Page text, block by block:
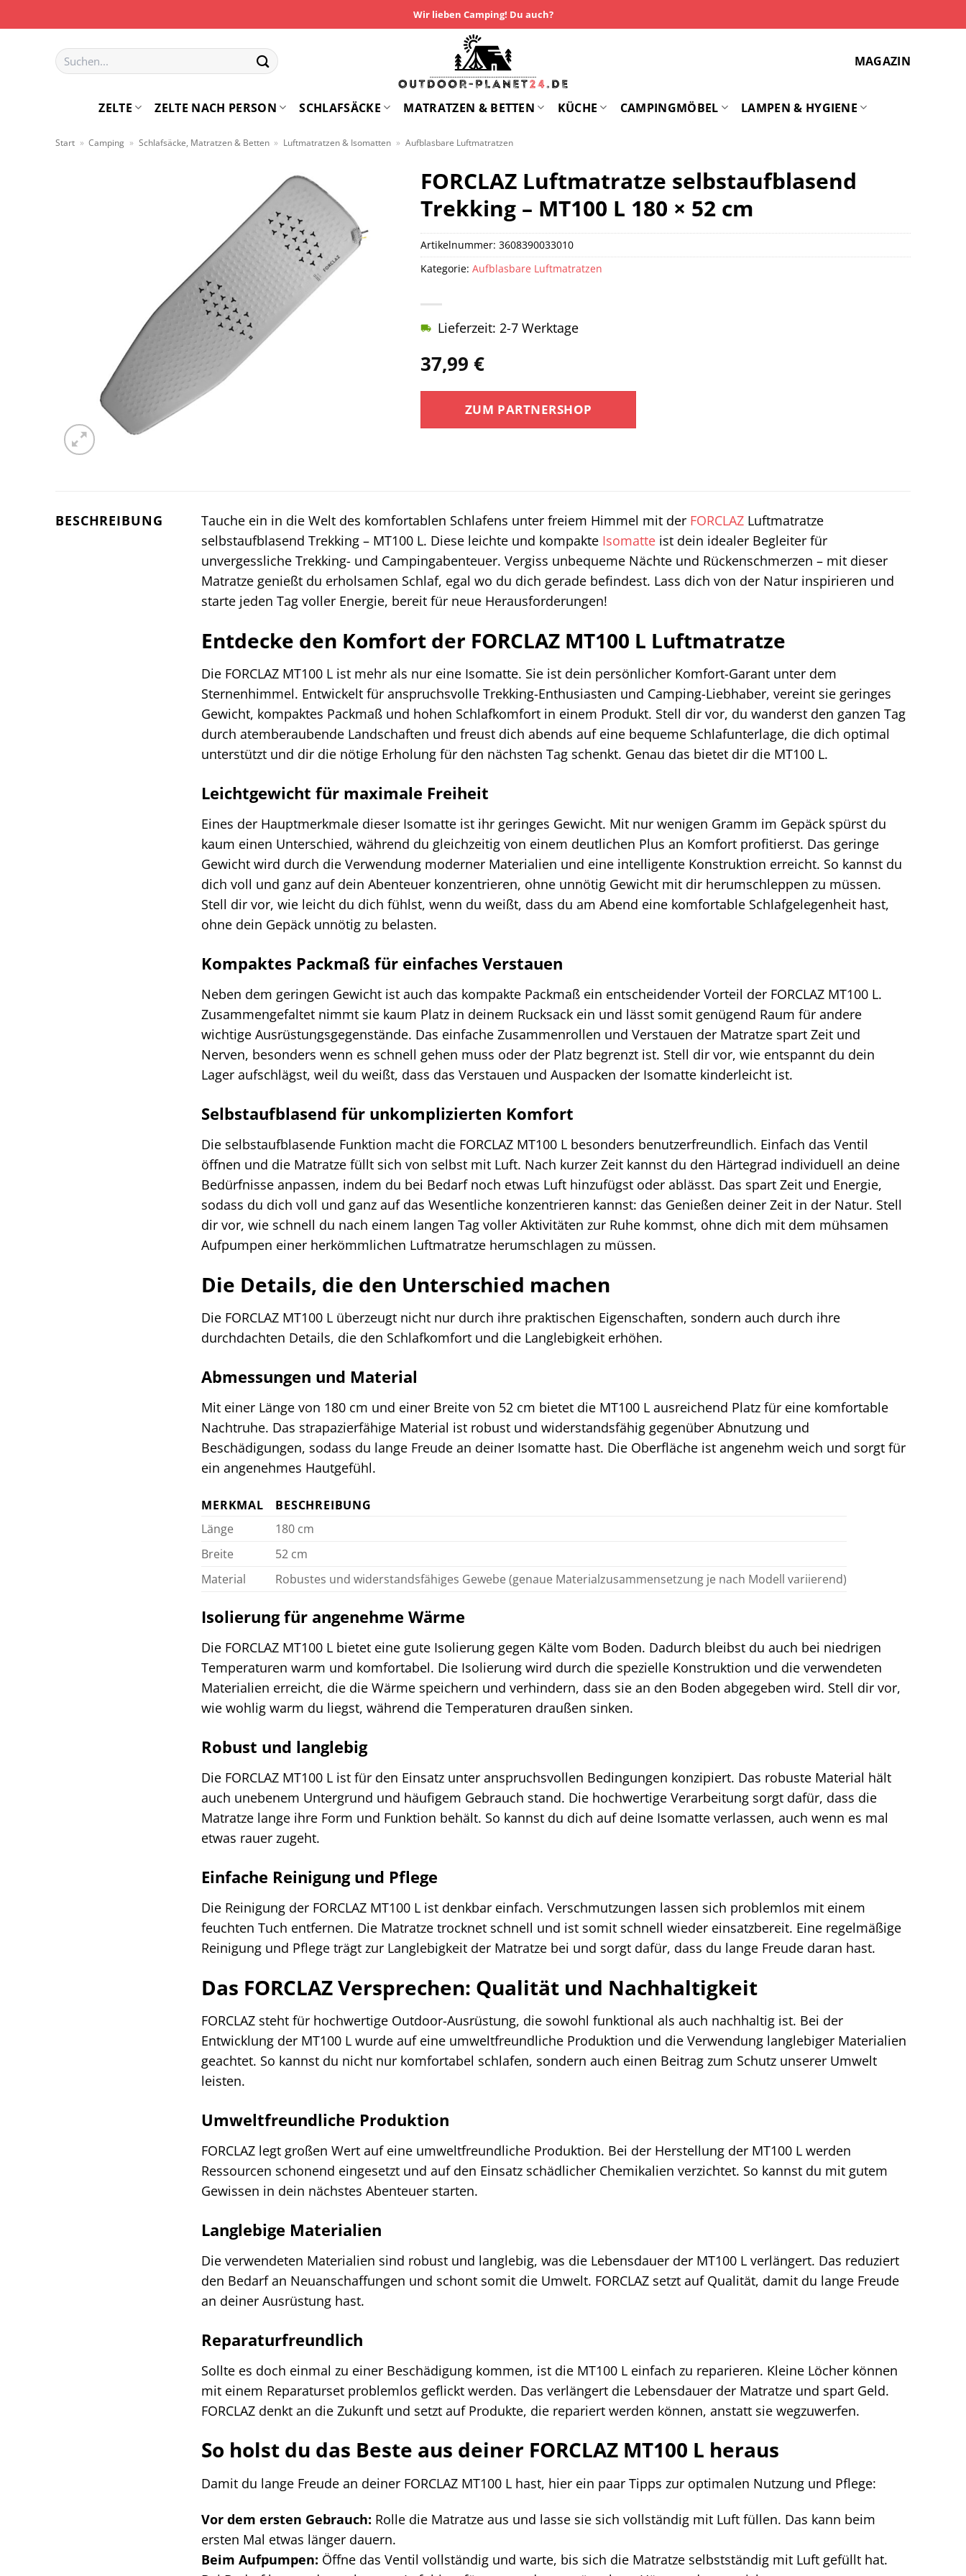
Inhalt
Wir lieben Camping! Du auch?
Suchen
nach:
MAGAZIN
ZELTE ZELTE NACH PERSON SCHLAFSÄCKE MATRATZEN & BETTEN KÜCHE CAMPINGMÖBEL LAMPEN & HYGIENE
Start » Camping » Schlafsäcke, Matratzen & Betten » Luftmatratzen & Isomatten » Aufblasbare Luftmatratzen
FORCLAZ Luftmatratze selbstaufblasend
Trekking – MT100 L 180 × 52 cm
37,99€
Lieferzeit: 2-7 Werktage
ZUM PARTNERSHOP
Artikelnummer:3608390033010
Kategorie:Aufblasbare Luftmatratzen
BESCHREIBUNG Tauche ein in die Welt des komfortablen Schlafens unter freiem Himmel mit der FORCLAZ Luftmatratze
selbstaufblasend Trekking – MT100 L. Diese leichte und kompakte Isomatte ist dein idealer Begleiter für
unvergessliche Trekking- und Campingabenteuer. Vergiss unbequeme Nächte und Rückenschmerzen – mit dieser
Matratze genießt du erholsamen Schlaf, egal wo du dich gerade befindest. Lass dich von der Natur inspirieren und
starte jeden Tag voller Energie, bereit für neue Herausforderungen!
Entdecke den Komfort der FORCLAZ MT100 L Luftmatratze
Die FORCLAZ MT100 L ist mehr als nur eine Isomatte. Sie ist dein persönlicher Komfort-Garant unter dem
Sternenhimmel. Entwickelt für anspruchsvolle Trekking-Enthusiasten und Camping-Liebhaber, vereint sie geringes
Gewicht, kompaktes Packmaß und hohen Schlafkomfort in einem Produkt. Stell dir vor, du wanderst den ganzen Tag
durch atemberaubende Landschaften und freust dich abends auf eine bequeme Schlafunterlage, die dich optimal
unterstützt und dir die nötige Erholung für den nächsten Tag schenkt. Genau das bietet dir die MT100 L.
Leichtgewicht für maximale Freiheit
Eines der Hauptmerkmale dieser Isomatte ist ihr geringes Gewicht. Mit nur wenigen Gramm im Gepäck spürst du
kaum einen Unterschied, während du gleichzeitig von einem deutlichen Plus an Komfort profitierst. Das geringe
Gewicht wird durch die Verwendung moderner Materialien und eine intelligente Konstruktion erreicht. So kannst du
dich voll und ganz auf dein Abenteuer konzentrieren, ohne unnötig Gewicht mit dir herumschleppen zu müssen.
Stell dir vor, wie leicht du dich fühlst, wenn du weißt, dass du am Abend eine komfortable Schlafgelegenheit hast,
ohne dein Gepäck unnötig zu belasten.
Kompaktes Packmaß für einfaches Verstauen
Neben dem geringen Gewicht ist auch das kompakte Packmaß ein entscheidender Vorteil der FORCLAZ MT100 L.
Zusammengefaltet nimmt sie kaum Platz in deinem Rucksack ein und lässt somit genügend Raum für andere
wichtige Ausrüstungsgegenstände. Das einfache Zusammenrollen und Verstauen der Matratze spart Zeit und
Nerven, besonders wenn es schnell gehen muss oder der Platz begrenzt ist. Stell dir vor, wie entspannt du dein
Lager aufschlägst, weil du weißt, dass das Verstauen und Auspacken der Isomatte kinderleicht ist.
Selbstaufblasend für unkomplizierten Komfort
Die selbstaufblasende Funktion macht die FORCLAZ MT100 L besonders benutzerfreundlich. Einfach das Ventil
öffnen und die Matratze füllt sich von selbst mit Luft. Nach kurzer Zeit kannst du den Härtegrad individuell an deine
Bedürfnisse anpassen, indem du bei Bedarf noch etwas Luft hinzufügst oder ablässt. Das spart Zeit und Energie,
sodass du dich voll und ganz auf das Wesentliche konzentrieren kannst: das Genießen deiner Zeit in der Natur. Stell
dir vor, wie schnell du nach einem langen Tag voller Aktivitäten zur Ruhe kommst, ohne dich mit dem mühsamen
Aufpumpen einer herkömmlichen Luftmatratze herumschlagen zu müssen.
Die Details, die den Unterschied machen
Die FORCLAZ MT100 L überzeugt nicht nur durch ihre praktischen Eigenschaften, sondern auch durch ihre
durchdachten Details, die den Schlafkomfort und die Langlebigkeit erhöhen.
Abmessungen und Material
Mit einer Länge von 180 cm und einer Breite von 52 cm bietet die MT100 L ausreichend Platz für eine komfortable
Nachtruhe. Das strapazierfähige Material ist robust und widerstandsfähig gegenüber Abnutzung und
Beschädigungen, sodass du lange Freude an deiner Isomatte hast. Die Oberfläche ist angenehm weich und sorgt für
ein angenehmes Hautgefühl.
MERKMAL
BESCHREIBUNG
Länge
180 cm
Breite
52 cm
Material
Robustes und widerstandsfähiges Gewebe (genaue Materialzusammensetzung je nach Modell variierend)
Isolierung für angenehme Wärme
Die FORCLAZ MT100 L bietet eine gute Isolierung gegen Kälte vom Boden. Dadurch bleibst du auch bei niedrigen
Temperaturen warm und komfortabel. Die Isolierung wird durch die spezielle Konstruktion und die verwendeten
Materialien erreicht, die die Wärme speichern und verhindern, dass sie an den Boden abgegeben wird. Stell dir vor,
wie wohlig warm du liegst, während die Temperaturen draußen sinken.
Robust und langlebig
Die FORCLAZ MT100 L ist für den Einsatz unter anspruchsvollen Bedingungen konzipiert. Das robuste Material hält
auch unebenem Untergrund und häufigem Gebrauch stand. Die hochwertige Verarbeitung sorgt dafür, dass die
Matratze lange ihre Form und Funktion behält. So kannst du dich auf deine Isomatte verlassen, auch wenn es mal
etwas rauer zugeht.
Einfache Reinigung und Pflege
Die Reinigung der FORCLAZ MT100 L ist denkbar einfach. Verschmutzungen lassen sich problemlos mit einem
feuchten Tuch entfernen. Die Matratze trocknet schnell und ist somit schnell wieder einsatzbereit. Eine regelmäßige
Reinigung und Pflege trägt zur Langlebigkeit der Matratze bei und sorgt dafür, dass du lange Freude daran hast.
Das FORCLAZ Versprechen: Qualität und Nachhaltigkeit
FORCLAZ steht für hochwertige Outdoor-Ausrüstung, die sowohl funktional als auch nachhaltig ist. Bei der
Entwicklung der MT100 L wurde auf eine umweltfreundliche Produktion und die Verwendung langlebiger Materialien
geachtet. So kannst du nicht nur komfortabel schlafen, sondern auch einen Beitrag zum Schutz unserer Umwelt
leisten.
Umweltfreundliche Produktion
FORCLAZ legt großen Wert auf eine umweltfreundliche Produktion. Bei der Herstellung der MT100 L werden
Ressourcen schonend eingesetzt und auf den Einsatz schädlicher Chemikalien verzichtet. So kannst du mit gutem
Gewissen in dein nächstes Abenteuer starten.
Langlebige Materialien
Die verwendeten Materialien sind robust und langlebig, was die Lebensdauer der MT100 L verlängert. Das reduziert
den Bedarf an Neuanschaffungen und schont somit die Umwelt. FORCLAZ setzt auf Qualität, damit du lange Freude
an deiner Ausrüstung hast.
Reparaturfreundlich
Sollte es doch einmal zu einer Beschädigung kommen, ist die MT100 L einfach zu reparieren. Kleine Löcher können
mit einem Reparaturset problemlos geflickt werden. Das verlängert die Lebensdauer der Matratze und spart Geld.
FORCLAZ denkt an die Zukunft und setzt auf Produkte, die repariert werden können, anstatt sie wegzuwerfen.
So holst du das Beste aus deiner FORCLAZ MT100 L heraus
Damit du lange Freude an deiner FORCLAZ MT100 L hast, hier ein paar Tipps zur optimalen Nutzung und Pflege:
Vor dem ersten Gebrauch: Rolle die Matratze aus und lasse sie sich vollständig mit Luft füllen. Das kann beim
ersten Mal etwas länger dauern.
Beim Aufpumpen: Öffne das Ventil vollständig und warte, bis sich die Matratze selbstständig mit Luft gefüllt hat.